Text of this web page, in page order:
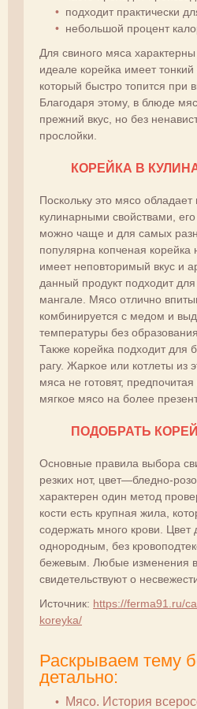
подходит практически
небольшой процент
Для свиного мяса
идеале корейка имеет тонкий
который быстро топится при
Благодаря этому, в блюде
прежний вкус, но без
прослойки.
КОРЕЙКА В
Поскольку это мясо обладает
кулинарными свойствами,
можно чаще и для самых
популярна копченая корейка
имеет неповторимый вкус и
данный продукт подходит
мангале. Мясо отлично
комбинируется с медом и
температуры без
Также корейка подходит для
рагу. Жаркое или котлеты из
мяса не готовят, предпочитая
мягкое мясо на более
ПОДОБРАТЬ
Основные правила выбора
резких нот, цвет—бледно-
характерен один метод
кости есть крупная жила,
содержать много крови. Цвет
однородным, без
бежевым. Любые изменения в
свидетельствуют о
Источник: https://ferma91.ru/
koreyka/
Раскрываем тему
детально:
Мясо. История